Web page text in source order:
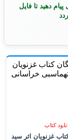
دهید تا فایل
کتاب
غزنویان اثر سید